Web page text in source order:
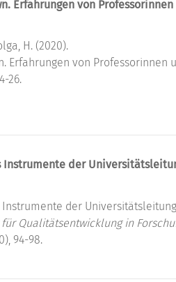
Erfahrungen von
H. (2020).
Erfahrungen von Professorinnen
26.
Instrumente der
Instrumente der
Qualitätsentwicklung in
94-98.